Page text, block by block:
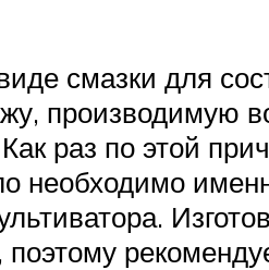
смазки для
производимую
раз по этой
необходимо